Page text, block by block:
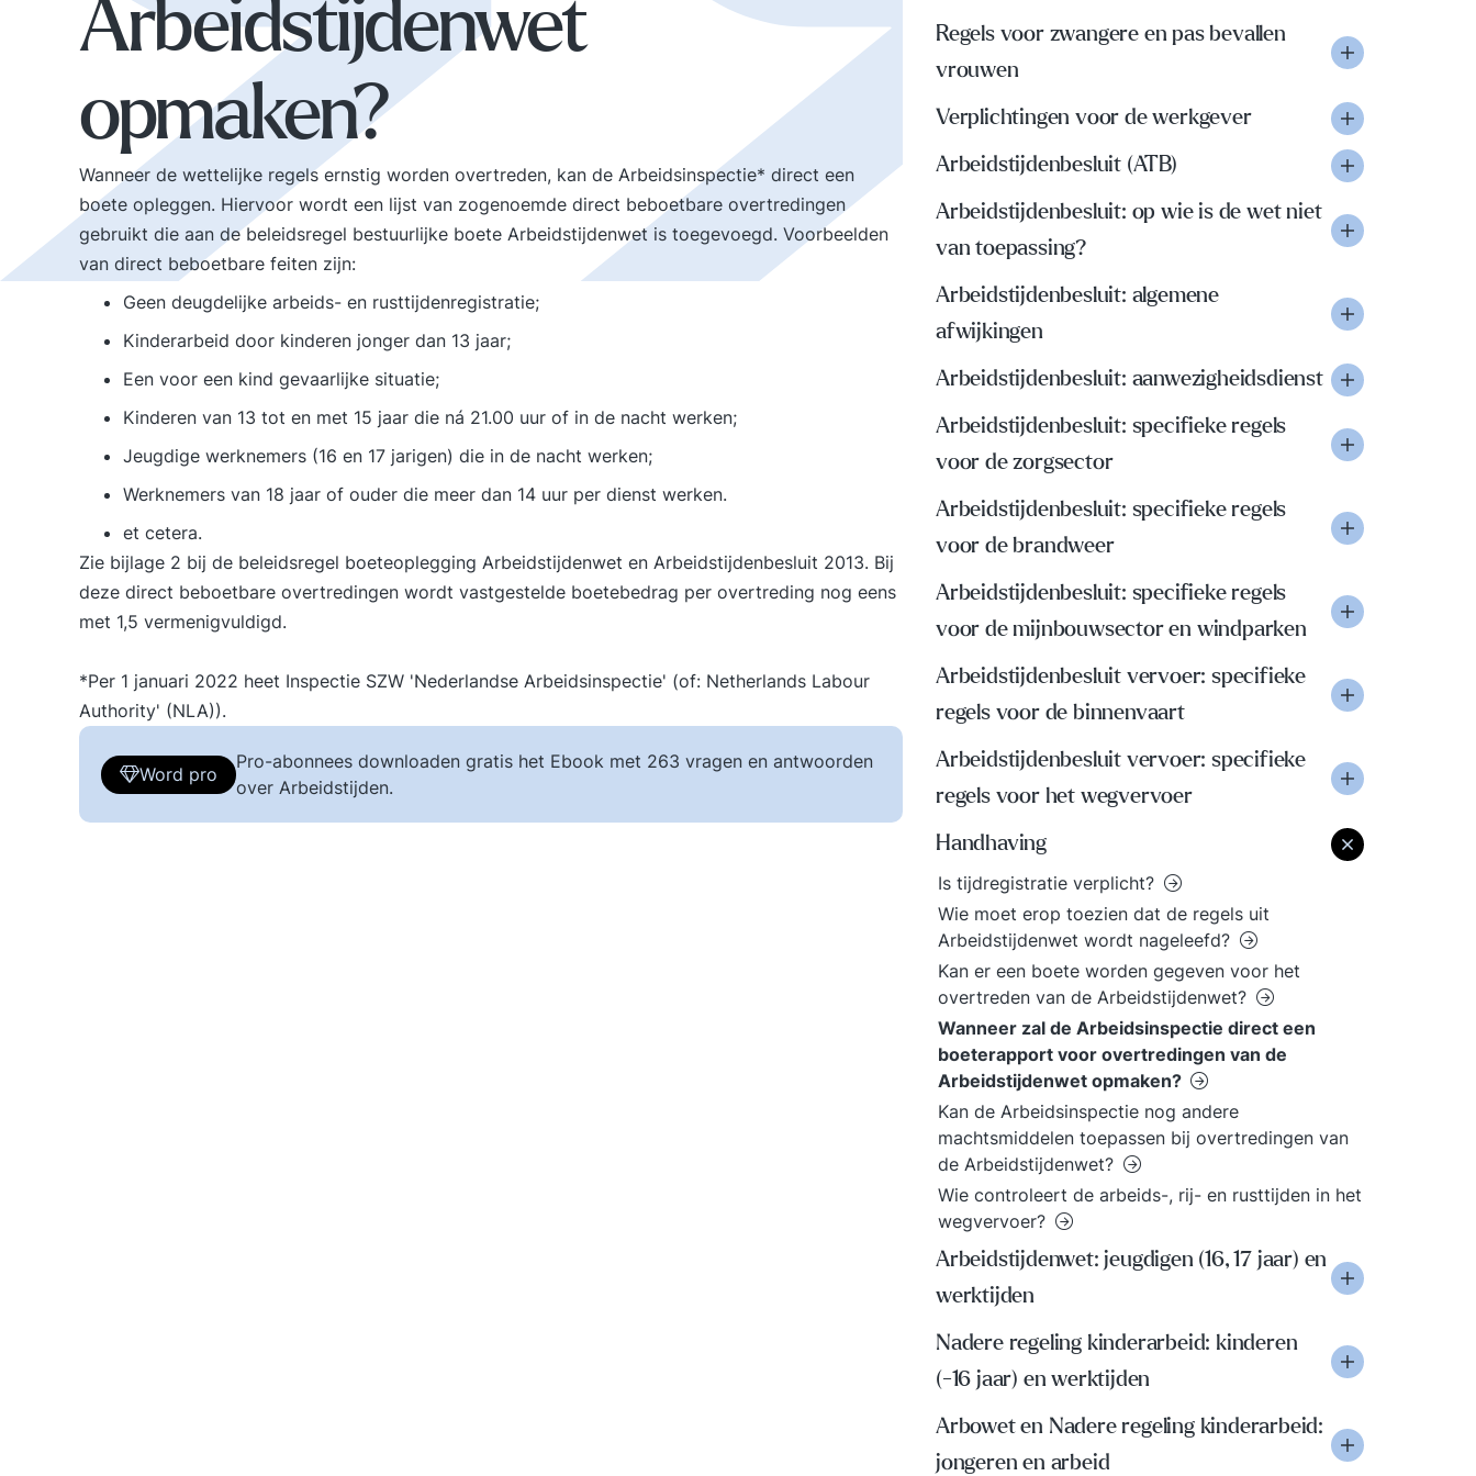
Arbeidstijdenwet
opmaken?
Wanneer de wettelijke regels ernstig worden overtreden, kan de Arbeidsinspectie* direct een
boete opleggen. Hiervoor wordt een lijst van zogenoemde direct beboetbare overtredingen
gebruikt die aan de beleidsregel bestuurlijke boete Arbeidstijdenwet is toegevoegd. Voorbeelden
van direct beboetbare feiten zijn:
Geen deugdelijke arbeids- en rusttijdenregistratie;
Kinderarbeid door kinderen jonger dan 13 jaar;
Een voor een kind gevaarlijke situatie;
Kinderen van 13 tot en met 15 jaar die ná 21.00 uur of in de nacht werken;
Jeugdige werknemers (16 en 17 jarigen) die in de nacht werken;
Werknemers van 18 jaar of ouder die meer dan 14 uur per dienst werken.
et cetera.
Zie bijlage 2 bij de beleidsregel boeteoplegging Arbeidstijdenwet en Arbeidstijdenbesluit 2013. Bij
deze direct beboetbare overtredingen wordt vastgestelde boetebedrag per overtreding nog eens
met 1,5 vermenigvuldigd.
*Per 1 januari 2022 heet Inspectie SZW 'Nederlandse Arbeidsinspectie' (of: Netherlands Labour
Authority' (NLA)).
Word pro
Pro-abonnees downloaden gratis het Ebook met 263 vragen en antwoorden
over Arbeidstijden.
Regels voor zwangere en pas bevallen
vrouwen
Verplichtingen voor de werkgever
Arbeidstijdenbesluit (ATB)
Arbeidstijdenbesluit: op wie is de wet niet
van toepassing?
Arbeidstijdenbesluit: algemene
afwijkingen
Arbeidstijdenbesluit: aanwezigheidsdienst
Arbeidstijdenbesluit: specifieke regels
voor de zorgsector
Arbeidstijdenbesluit: specifieke regels
voor de brandweer
Arbeidstijdenbesluit: specifieke regels
voor de mijnbouwsector en windparken
Arbeidstijdenbesluit vervoer: specifieke
regels voor de binnenvaart
Arbeidstijdenbesluit vervoer: specifieke
regels voor het wegvervoer
Handhaving
Is tijdregistratie verplicht?
Wie moet erop toezien dat de regels uit
Arbeidstijdenwet wordt nageleefd?
Kan er een boete worden gegeven voor het
overtreden van de Arbeidstijdenwet?
Wanneer zal de Arbeidsinspectie direct een
boeterapport voor overtredingen van de
Arbeidstijdenwet opmaken?
Kan de Arbeidsinspectie nog andere
machtsmiddelen toepassen bij overtredingen van
de Arbeidstijdenwet?
Wie controleert de arbeids-, rij- en rusttijden in het
wegvervoer?
Arbeidstijdenwet: jeugdigen (16, 17 jaar) en
werktijden
Nadere regeling kinderarbeid: kinderen
(-16 jaar) en werktijden
Arbowet en Nadere regeling kinderarbeid:
jongeren en arbeid